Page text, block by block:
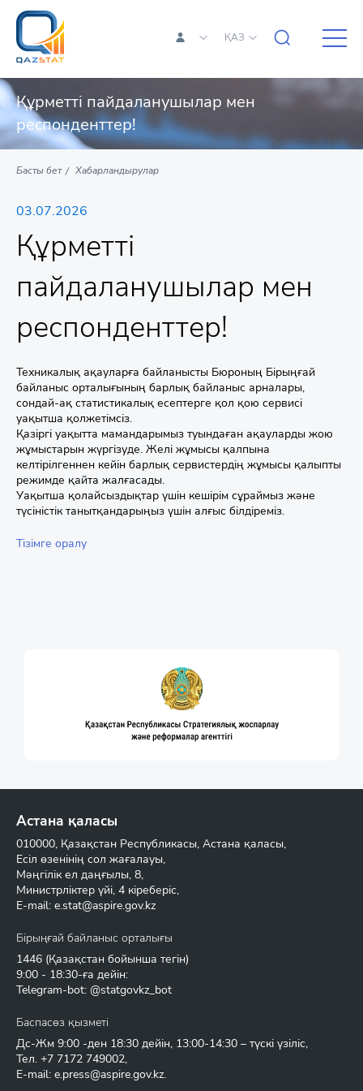
ҚАЗ
Құрметті пайдаланушылар мен
респонденттер!
Басты бет Хабарландырулар
03.07.2026
Құрметті
пайдаланушылар мен
респонденттер!
Техникалық ақауларға байланысты Бюроның Бірыңғай
байланыс орталығының барлық байланыс арналары,
сондай-ақ статистикалық есептерге қол қою сервисі
уақытша қолжетімсіз.
Қазіргі уақытта мамандарымыз туындаған ақауларды жою
жұмыстарын жүргізуде. Желі жұмысы қалпына
келтірілгеннен кейін барлық сервистердің жұмысы қалыпты
режимде қайта жалғасады.
Уақытша қолайсыздықтар үшін кешірім сұраймыз және
түсіністік танытқандарыңыз үшін алғыс білдіреміз.
Тізімге оралу
Астана қаласы
010000, Қазақстан Республикасы, Астана қаласы,
Есіл өзенінің сол жағалауы,
Мәңгілік ел даңғылы, 8,
Министрліктер үйі, 4 кіреберіс,
E-mail: e.stat@aspire.gov.kz
Бірыңғай байланыс орталығы
1446 (Қазақстан бойынша тегін)
9:00 - 18:30-ға дейін:
Telegram-bot: @statgovkz_bot
Баспасөз қызметі
Дс-Жм 9:00 -ден 18:30 дейін, 13:00-14:30 – түскі үзіліс,
Тел. +7 7172 749002,
E-mail: e.press@aspire.gov.kz.